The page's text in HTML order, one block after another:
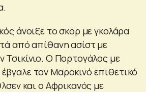
άνοιξε το σκορ με γκολάρα
από απίθανη ασίστ με
Τσικίνιο. Ο Πορτογάλος με
τον Μαροκινό επιθετικό
και ο Αφρικανός με